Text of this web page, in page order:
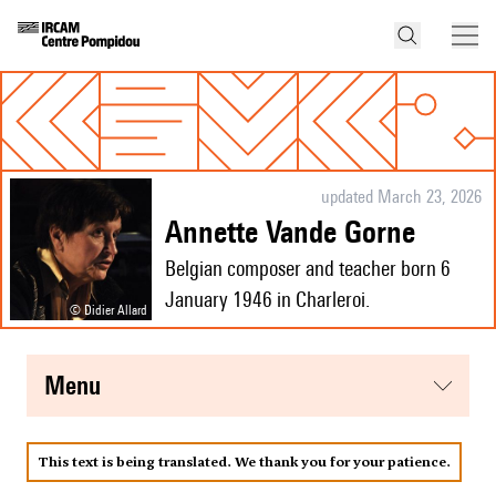
© Didier Allard
updated March 23, 2026
Annette Vande Gorne
Belgian composer and teacher born 6
January 1946 in Charleroi.
menu
This text is being translated. We thank you for your patience.